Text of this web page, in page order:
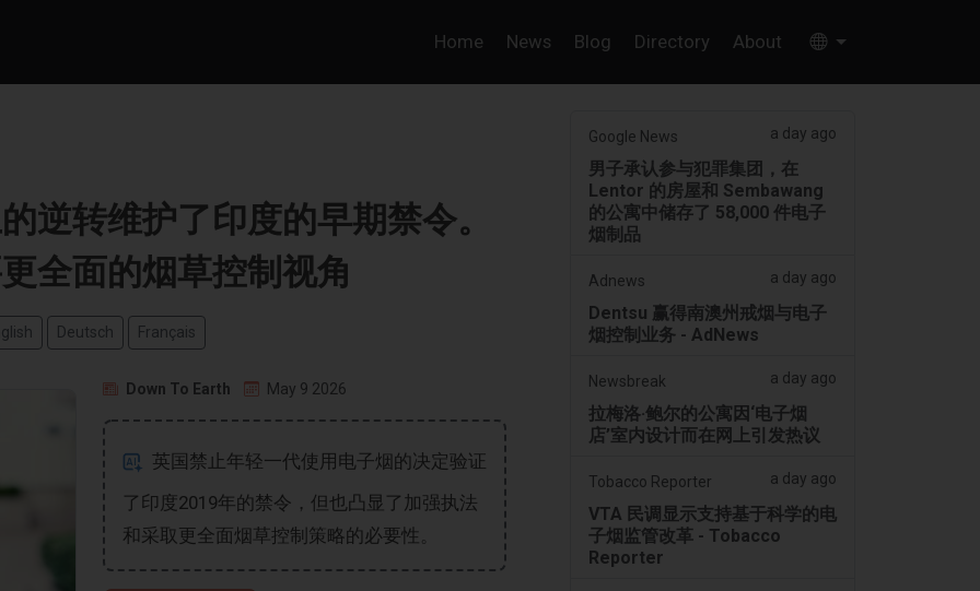
Home News Blog Directory About
逆转维护了印度的早期禁令。
全面的烟草控制视角
Deutsch Français
Down To Earth May 9 2026
英国禁止年轻一代使用电子烟的决定验证
了印度2019年的禁令，但也凸显了加强执法
和采取更全面烟草控制策略的必要性。
Google News a day ago
男子承认参与犯罪集团，在
Lentor 的房屋和 Sembawang
的公寓中储存了 58,000 件电子
烟制品
Adnews a day ago
Dentsu 赢得南澳州戒烟与电子
烟控制业务 - AdNews
Newsbreak a day ago
拉梅洛·鲍尔的公寓因‘电子烟
店’室内设计而在网上引发热议
Tobacco Reporter a day ago
VTA 民调显示支持基于科学的电
子烟监管改革 - Tobacco
Reporter